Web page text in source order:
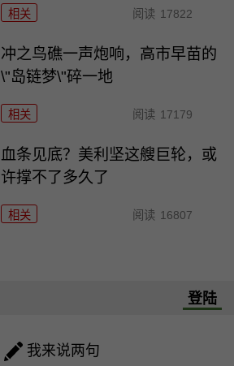
相关 阅读 17822
冲之鸟礁一声炮响，高市早苗的
\"岛链梦\"碎一地
相关 阅读 17179
血条见底？美利坚这艘巨轮，或
许撑不了多久了
相关 阅读 16807
登陆
我来说两句